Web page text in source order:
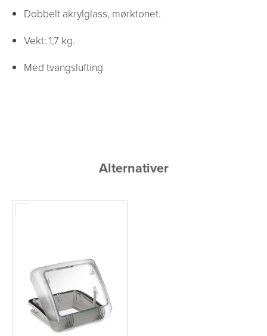
Dobbelt akrylglass, mørktonet.
Vekt: 1,7 kg.
Med tvangslufting
Alternativer